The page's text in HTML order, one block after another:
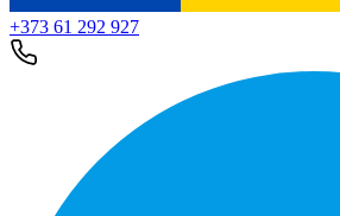
+373 61 292 927